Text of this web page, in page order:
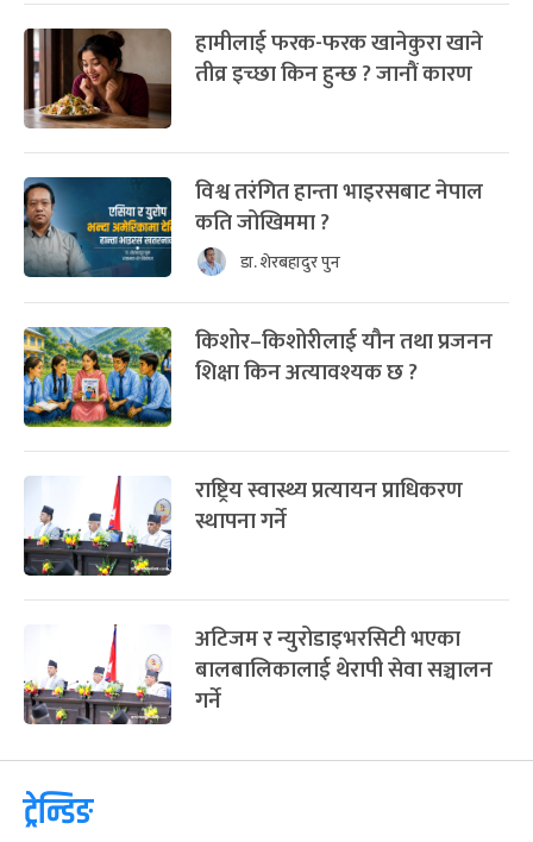
हामीलाई फरक-फरक खानेकुरा खाने
तीव्र इच्छा किन हुन्छ ? जानौं कारण
विश्व तरंगित हान्ता भाइरसबाट नेपाल
कति जोखिममा ?
डा. शेरबहादुर पुन
किशोर–किशोरीलाई यौन तथा प्रजनन
शिक्षा किन अत्यावश्यक छ ?
राष्ट्रिय स्वास्थ्य प्रत्यायन प्राधिकरण
स्थापना गर्ने
अटिजम र न्युरोडाइभरसिटी भएका
बालबालिकालाई थेरापी सेवा सञ्चालन
गर्ने
ट्रेन्डिङ